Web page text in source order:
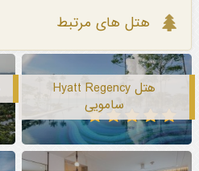
هتل های مرتبط
هتل Hyatt Regency
سامویی